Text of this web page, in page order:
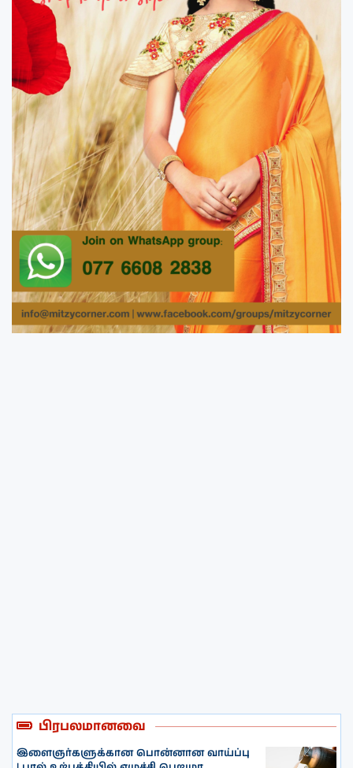
பிரபலமானவை
இளைஞர்களுக்கான பொன்னான வாய்ப்பு